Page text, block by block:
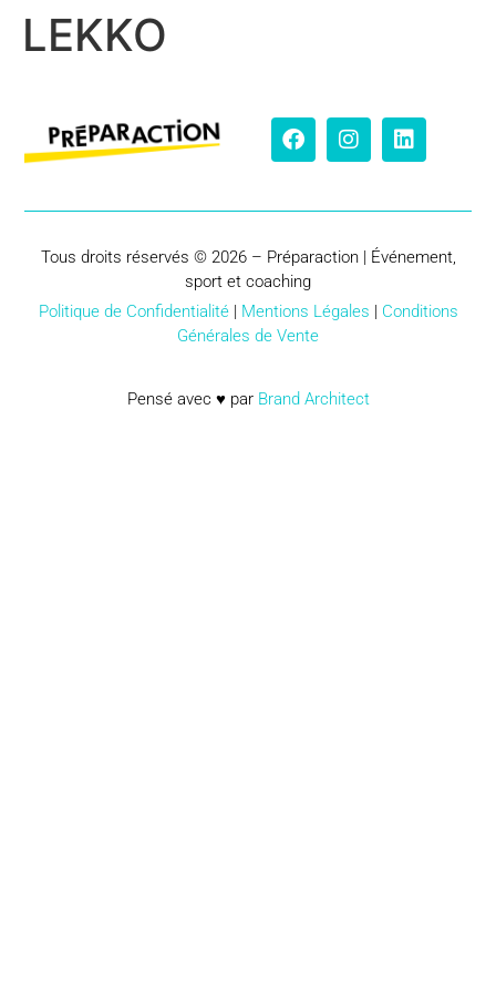
LEKKO
Tous droits réservés © 2026 – Préparaction | Événement,
sport et coaching
Politique de Confidentialité| Mentions Légales | Conditions
Générales de Vente
Pensé avec ♥ par Brand Architect